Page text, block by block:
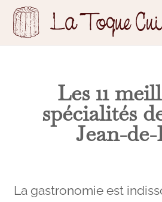
Les 11
spécialités
Jean-
La gastronomie est